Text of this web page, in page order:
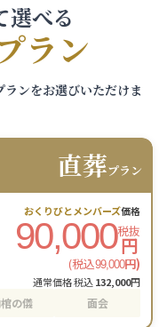
選べる
ラン
ンをお選びいただけま
直葬プラン
おくりびとメンバーズ価格
90,000税抜
円
(税込99,000円)
通常価格 税込132,000円
の儀 面会